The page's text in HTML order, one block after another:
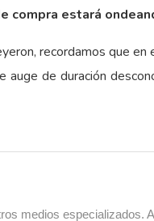
compra estará
recordamos que
de duración
medios especializados.